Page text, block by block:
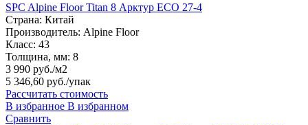
SPC Alpine Floor Titan 8 Арктур ЕСО 27-4
Страна: Китай
Производитель: Alpine Floor
Класс: 43
Толщина, мм: 8
3 990 руб./м2
5 346,60 руб./упак
Рассчитать стоимость
В избранное В избранном
Сравнить